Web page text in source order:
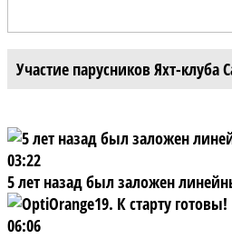
Участие парусников Яхт-
03:22
5 лет назад был заложен
06:06